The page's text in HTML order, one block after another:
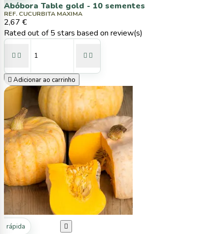
Abóbora Table gold - 10 sementes
REF. CUCURBITA MAXIMA
2,67 €
Rated out of 5 stars based on review(s)
   
 Adicionar ao carrinho
rápida 